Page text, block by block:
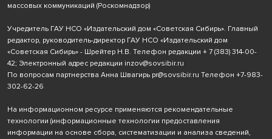
массовых коммуникаций (Роскомнадзор)
Учредитель ГАУ НСО «Издательский дом «Советская Сибирь». Главный
редактор, руководитель-директор ГАУ НСО «Издательский дом
«Советская Сибирь» - Шрейтер Н.В. Телефон редакции + 7 (383) 314-00-
42; Электронный адрес редакции inzov@sovsibir.ru
По вопросам партнерства Анна Швагирь pr@sovsibir.ru Телефон +7-983-
302-62-26
На информационном ресурсе применяются рекомендательные
технологии (информационные технологии предоставления
информации на основе сбора, систематизации и анализа сведений,